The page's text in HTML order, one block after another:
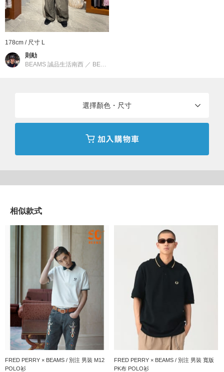
※商品色澤會依據環境光源或個人的手機電腦螢幕顯示而有些許不
同，如實際商品有色差之情況敬請見諒。
※請參考與實品顏色較為接近的商品單品照。
※刊登的尺寸是以樣品丈量，與實際商品可能會有誤差產生。
FRED PERRY起源於英國，由曾經征服世界四大網球公開賽贏得
最高榮譽的「月桂樹」標誌繡於胸前的POLO衫。
1960年代，影響全世界的Mods文化誕生於當時世界流行文化最先
也貼近了當時年輕人在夜店熱舞通宵的生活。 從此FRED PERRY
了世界上絕無僅有的獨特品牌風格地位。
到店詢問時請告知店員下方的商品編號
商品詳細
性別 ： MEN
分類 ： 襯衫・罩衫＞
尺寸 ： S、M、L、XL
178cm / 尺寸 L
則勛
BEAMS 誠品生活南西 ／ BEAMS
選擇顏色・尺寸
相似款式
FRED PERRY × BEAMS / 別注 男裝 M12
POLO衫
FRED PERRY × BEAMS / 別注 男裝 寬版
PK布 POLO衫